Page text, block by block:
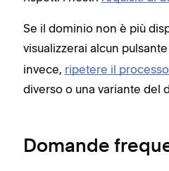
Se il dominio non è più
visualizzerai alcun pulsante
invece, ripetere il processo
diverso o una variante del
Domande